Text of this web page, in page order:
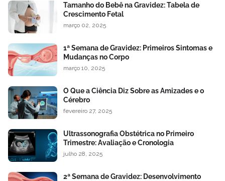
Tamanho do Bebê na Gravidez: Tabela de
Crescimento Fetal
março 02, 2025
1ª Semana de Gravidez: Primeiros Sintomas e
Mudanças no Corpo
março 10, 2025
O Que a Ciência Diz Sobre as Amizades e o
Cérebro
fevereiro 27, 2025
Ultrassonografia Obstétrica no Primeiro
Trimestre: Avaliação e Cronologia
julho 28, 2025
2ª Semana de Gravidez: Desenvolvimento